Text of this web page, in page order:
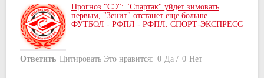
Прогноз "СЭ": "Спартак" уйдет зимовать
первым, "Зенит" отстанет еще больше.
ФУТБОЛ - РФПЛ - РФПЛ. СПОРТ-ЭКСПРЕСС
Ответить Цитировать Это нравится: 0 Да / 0 Нет